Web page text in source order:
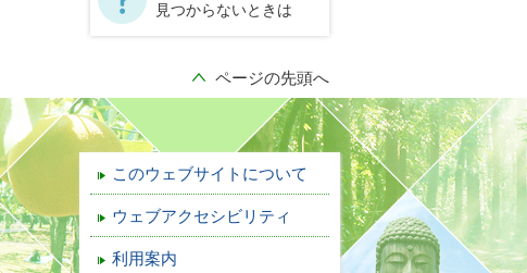
見つからないときは
ページの先頭へ
このウェブサイトについて
ウェブアクセシビリティ
利用案内